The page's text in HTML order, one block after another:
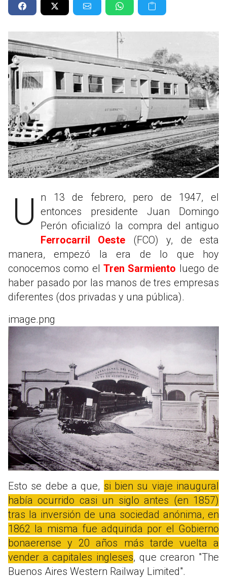
Un 13 de febrero, pero de 1947, el entonces presidente Juan Domingo
Perón oficializó la compra del antiguo
Ferrocarril Oeste (FCO) y, de esta
manera, empezó la era de lo que hoy
conocemos como el Tren Sarmiento luego de
haber pasado por las manos de tres empresas
diferentes (dos privadas y una pública).
image.png
Esto se debe a que, si bien su viaje inaugural
había ocurrido casi un siglo antes (en 1857)
tras la inversión de una sociedad anónima, en
1862 la misma fue adquirida por el Gobierno
bonaerense y 20 años más tarde vuelta a
vender a capitales ingleses, que crearon "The
Buenos Aires Western Railway Limited".